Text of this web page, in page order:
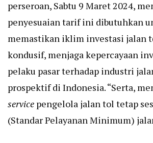
perseroan, Sabtu 9 Maret 2024,
penyesuaian tarif ini dibutuhkan
memastikan iklim investasi jalan
kondusif, menjaga kepercayaan
pelaku pasar terhadap industri
prospektif di Indonesia. “Serta,
service pengelola jalan tol tetap
(Standar Pelayanan Minimum)